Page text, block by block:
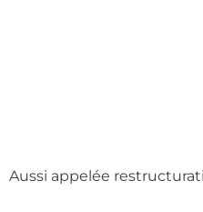
Aussi appelée